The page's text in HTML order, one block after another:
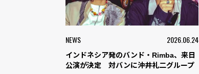
NEWS 2026.06.24
インドネシア発のバンド・Rimba、来日
公演が決定 対バンに沖井礼二グループ